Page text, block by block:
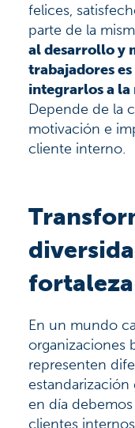
felices,
parte de la
al desarrollo y
trabajadores
integrarlos a la
Depende de la
motivación e
cliente interno.
fortaleza
En un mundo
organizaciones
representen
en día
clientes